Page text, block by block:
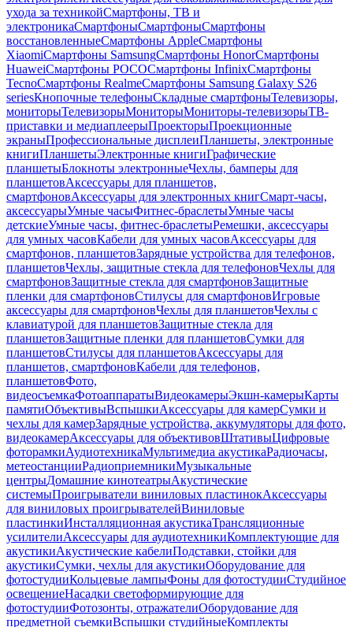
ухода за техникойСмартфоны, ТВ и
электроникаСмартфоныСмартфоныСмартфоны
восстановленныеСмартфоны AppleСмартфоны
XiaomiСмартфоны SamsungСмартфоны HonorСмартфоны
HuaweiСмартфоны POCOСмартфоны InfinixСмартфоны
TecnoСмартфоны RealmeСмартфоны Samsung Galaxy S26
seriesКнопочные телефоныСкладные смартфоныТелевизоры,
мониторыТелевизорыМониторыМониторы-телевизорыТВ-
приставки и медиаплеерыПроекторыПроекционные
экраныПрофессиональные дисплеиПланшеты, электронные
книгиПланшетыЭлектронные книгиГрафические
планшетыБлокноты электронныеЧехлы, бамперы для
планшетовАксессуары для планшетов,
смартфоновАксессуары для электронных книгСмарт-часы,
аксессуарыУмные часыФитнес-браслетыУмные часы
детскиеУмные часы, фитнес-браслетыРемешки, аксессуары
для умных часовКабели для умных часовАксессуары для
смартфонов, планшетовЗарядные устройства для телефонов,
планшетовЧехлы, защитные стекла для телефоновЧехлы для
смартфоновЗащитные стекла для смартфоновЗащитные
пленки для смартфоновСтилусы для смартфоновИгровые
аксессуары для смартфоновЧехлы для планшетовЧехлы с
клавиатурой для планшетовЗащитные стекла для
планшетовЗащитные пленки для планшетовСумки для
планшетовСтилусы для планшетовАксессуары для
планшетов, смартфоновКабели для телефонов,
планшетовФото,
видеосъемкаФотоаппаратыВидеокамерыЭкшн-камерыКарты
памятиОбъективыВспышкиАксессуары для камерСумки и
чехлы для камерЗарядные устройства, аккумуляторы для фото,
видеокамерАксессуары для объективовШтативыЦифровые
фоторамкиАудиотехникаМультимедиа акустикаРадиочасы,
метеостанцииРадиоприемникиМузыкальные
центрыДомашние кинотеатрыАкустические
системыПроигрыватели виниловых пластинокАксессуары
для виниловых проигрывателейВиниловые
пластинкиИнсталляционная акустикаТрансляционные
усилителиАксессуары для аудиотехникиКомплектующие для
акустикиАкустические кабелиПодставки, стойки для
акустикиСумки, чехлы для акустикиОборудование для
фотостудииКольцевые лампыФоны для фотостудииСтудийное
освещениеНасадки светоформирующие для
фотостудииФотозонты, отражателиОборудование для
предметной съемкиВспышки студийныеКомплекты